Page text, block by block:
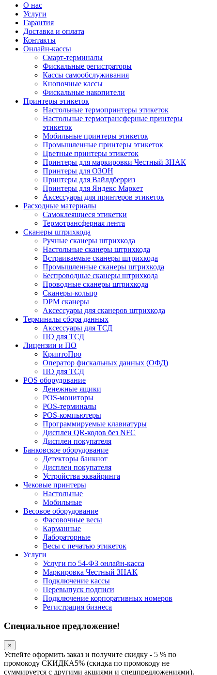
О нас
Услуги
Гарантия
Доставка и оплата
Контакты
Онлайн-кассы
Смарт-терминалы
Фискальные регистраторы
Кассы самообслуживания
Кнопочные кассы
Фискальные накопители
Принтеры этикеток
Настольные термопринтеры этикеток
Настольные термотрансферные принтеры
этикеток
Мобильные принтеры этикеток
Промышленные принтеры этикеток
Цветные принтеры этикеток
Принтеры для маркировки Честный ЗНАК
Принтеры для ОЗОН
Принтеры для Вайлдберриз
Принтеры для Яндекс Маркет
Аксессуары для принтеров этикеток
Расходные материалы
Самоклеящиеся этикетки
Термотрансферная лента
Сканеры штрихкода
Ручные сканеры штрихкода
Настольные сканеры штрихкода
Встраиваемые сканеры штрихкода
Промышленные сканеры штрихкода
Беспроводные сканеры штрихкода
Проводные сканеры штрихкода
Сканеры-кольцо
DPM сканеры
Аксессуары для сканеров штрихкода
Терминалы сбора данных
Аксессуары для ТСД
ПО для ТСД
Лицензии и ПО
КриптоПро
Оператор фискальных данных (ОФД)
ПО для ТСД
POS оборудование
Денежные ящики
POS-мониторы
POS-терминалы
POS-компьютеры
Программируемые клавиатуры
Дисплеи QR-кодов без NFC
Дисплеи покупателя
Банковское оборудование
Детекторы банкнот
Дисплеи покупателя
Устройства эквайринга
Чековые принтеры
Настольные
Мобильные
Весовое оборудование
Фасовочные весы
Карманные
Лабораторные
Весы с печатью этикеток
Услуги
Услуги по 54-ФЗ онлайн-касса
Маркировка Честный ЗНАК
Подключение кассы
Перевыпуск подписи
Подключение корпоративных номеров
Регистрация бизнеса
Специальное предложение!
×
Успейте оформить заказ и получите скидку - 5 % по
промокоду СКИДКА5% (скидка по промокоду не
суммируется с другими акциями и спецпредложениями).